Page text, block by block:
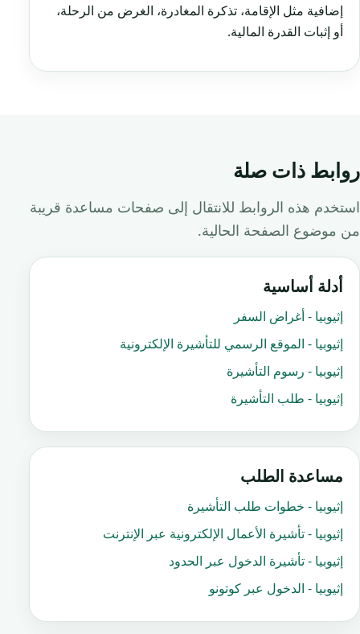
إضافية مثل الإقامة، تذكرة المغادرة، الغرض من الرحلة،
أو إثبات القدرة المالية.
روابط ذات صلة
استخدم هذه الروابط للانتقال إلى صفحات مساعدة قريبة
من موضوع الصفحة الحالية.
أدلة أساسية
إثيوبيا - أغراض السفر
إثيوبيا - الموقع الرسمي للتأشيرة الإلكترونية
إثيوبيا - رسوم التأشيرة
إثيوبيا - طلب التأشيرة
مساعدة الطلب
إثيوبيا - خطوات طلب التأشيرة
إثيوبيا - تأشيرة الأعمال الإلكترونية عبر الإنترنت
إثيوبيا - تأشيرة الدخول عبر الحدود
إثيوبيا - الدخول عبر كوتونو